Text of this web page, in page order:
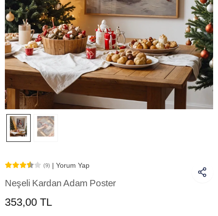
(9) | Yorum Yap
Neşeli Kardan Adam Poster
353,00 TL